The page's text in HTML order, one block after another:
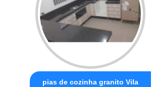
pias de cozinha granito Vila